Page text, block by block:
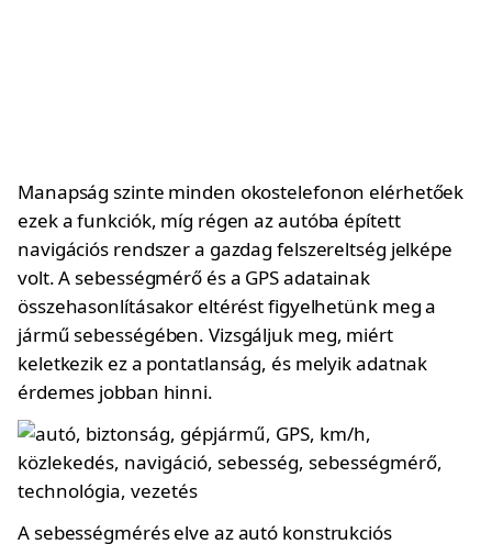
Manapság szinte minden okostelefonon elérhetőek
ezek a funkciók, míg régen az autóba épített
navigációs rendszer a gazdag felszereltség jelképe
volt. A sebességmérő és a GPS adatainak
összehasonlításakor eltérést figyelhetünk meg a
jármű sebességében. Vizsgáljuk meg, miért
keletkezik ez a pontatlanság, és melyik adatnak
érdemes jobban hinni.
A sebességmérés elve az autó konstrukciós